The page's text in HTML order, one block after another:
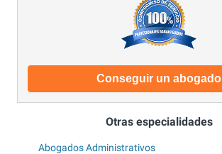
Conseguir un abogado
Otras especialidades
Abogados Administrativos